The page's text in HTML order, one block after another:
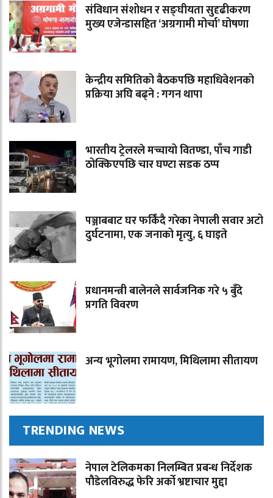
संविधान संशोधन र सङ्घीयता सुदृढीकरण
मुख्य एजेन्डासहित ‘अग्रगामी मोर्चा’ घोषणा
केन्द्रीय समितिको बैठकपछि महाधिवेशनको
प्रक्रिया अघि बढ्ने : गगन थापा
भारतीय ट्रेलरले मच्चायो वितण्डा, पाँच गाडी
ठोक्किएपछि चार घण्टा सडक ठप्प
पञ्जाबबाट घर फर्किंदै गरेका नेपाली सवार अटो
दुर्घटनामा, एक जनाको मृत्यु, ६ घाइते
प्रधानमन्त्री बालेनले सार्वजनिक गरे ५ बुँदे
प्रगति विवरण
अन्य भूगोलमा रामायण, मिथिलामा सीतायण
TRENDING NEWS
नेपाल टेलिकमका निलम्बित प्रबन्ध निर्देशक
पौडेलविरुद्ध फेरि अर्को भ्रष्टाचार मुद्दा